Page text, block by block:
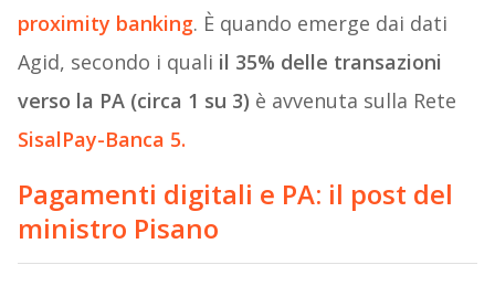
proximity banking. È quando emerge dai dati
Agid, secondo i quali il 35% delle transazioni
verso la PA (circa 1 su 3) è avvenuta sulla Rete
SisalPay-Banca 5.
Pagamenti digitali e PA: il post del
ministro Pisano